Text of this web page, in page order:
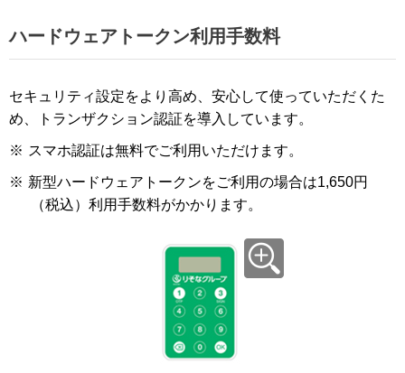
ハードウェアトークン利用手数料
セキュリティ設定をより高め、安心して使っていただくた
め、トランザクション認証を導入しています。
※ スマホ認証は無料でご利用いただけます。
※ 新型ハードウェアトークンをご利用の場合は1,650円
（税込）利用手数料がかかります。